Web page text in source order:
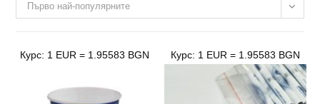
Първо най-популярните
Курс: 1 EUR = 1.95583 BGN Курс: 1 EUR = 1.95583 BGN